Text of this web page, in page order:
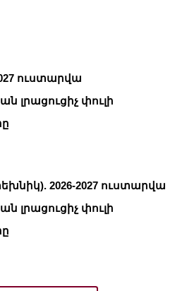
ուստարվա
լրացուցիչ փուլի
2026-2027 ուստարվա
լրացուցիչ փուլի